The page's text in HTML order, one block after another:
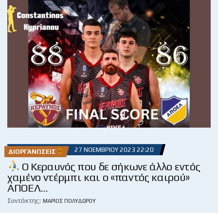
ΔΙΟΡΓΑΝΏΣΕΙΣ 27 ΝΟΕΜΒΡΊΟΥ 2023 22:20
Ο Κεραυνός που δε σήκωνε άλλο εντός
χαμένο ντέρμπι και ο «παντός καιρού»
ΑΠΟΕΛ…
Συντάκτης: ΜΆΡΙΟΣ ΠΟΛΥΔΏΡΟΥ